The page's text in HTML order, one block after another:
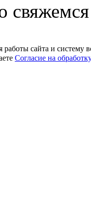
сайта и систему
Согласие на